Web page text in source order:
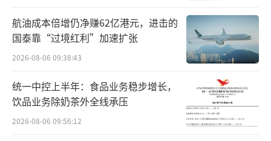
航油成本倍增仍净赚62亿港元，进击的
国泰靠“过境红利”加速扩张
2026-08-06 09:38:43
统一中控上半年：食品业务稳步增长，
饮品业务除奶茶外全线承压
2026-08-06 09:56:12